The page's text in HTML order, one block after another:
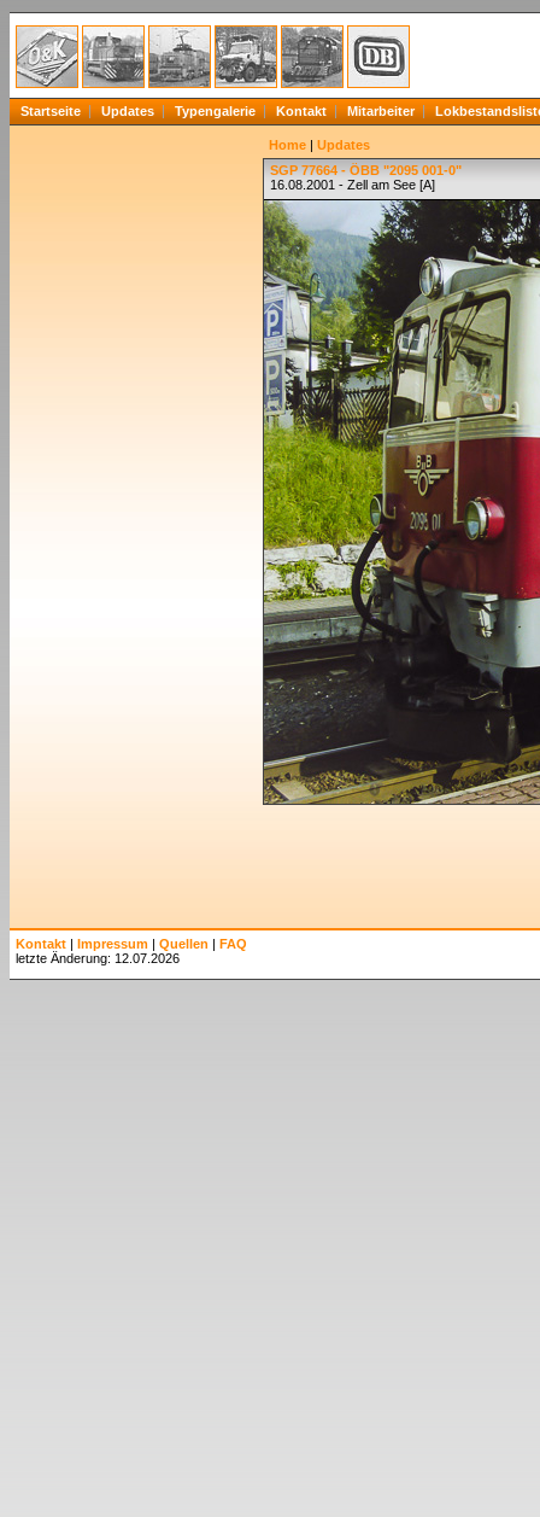
Startseite Updates Typengalerie Kontakt Mitarbeiter
Home | Updates
SGP 77664 - ÖBB "2095 001-0"
16.08.2001 - Zell am See [A]
Kontakt | Impressum | Quellen | FAQ
letzte Änderung: 12.07.2026